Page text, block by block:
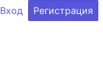
Вход Регистрация